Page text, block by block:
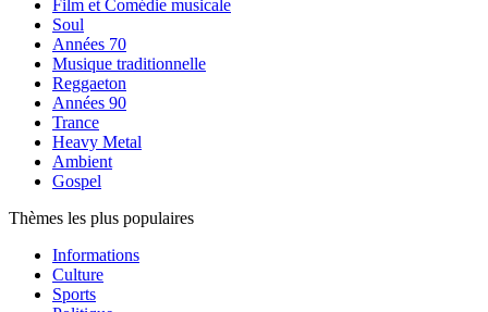
Film et Comédie musicale
Soul
Années 70
Musique traditionnelle
Reggaeton
Années 90
Trance
Heavy Metal
Ambient
Gospel
Thèmes les plus populaires
Informations
Culture
Sports